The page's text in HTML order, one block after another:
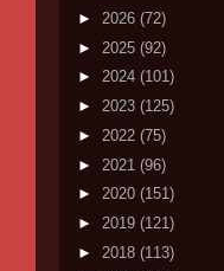
► 2026 (72)
► 2025 (92)
► 2024 (101)
► 2023 (125)
► 2022 (75)
► 2021 (96)
► 2020 (151)
► 2019 (121)
► 2018 (113)